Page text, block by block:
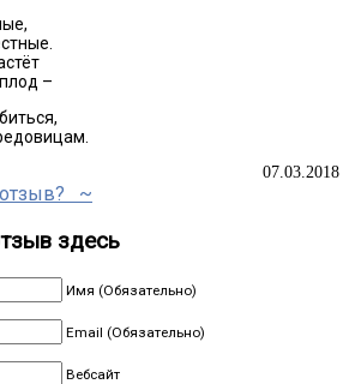
–
07.03.2018
отзыв? ~
здесь
Имя (Обязательно)
Email (Обязательно)
Вебсайт